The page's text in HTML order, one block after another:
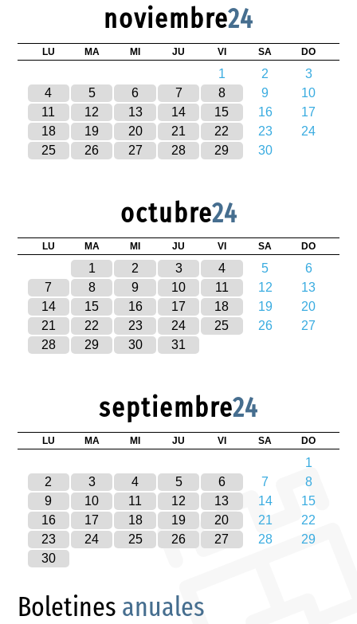
noviembre24
LU MA MI JU VI SA DO
1 2
3
4
5 6 7 8 9
10
11
12 13 14 15 16
17
18
19 20 21 22 23
24
25
26 27 28 29 30
octubre24
LU MA MI JU VI SA DO
1 2 3 4 5
6
7
8 9 10 11 12
13
14
15 16 17 18 19
20
21
22 23 24 25 26
27
28
29 30 31
septiembre24
LU MA MI JU VI SA DO
1
2
3 4 5 6 7
8
9
10 11 12 13 14
15
16
17 18 19 20 21
22
23
24 25 26 27 28
29
30
Boletines anuales